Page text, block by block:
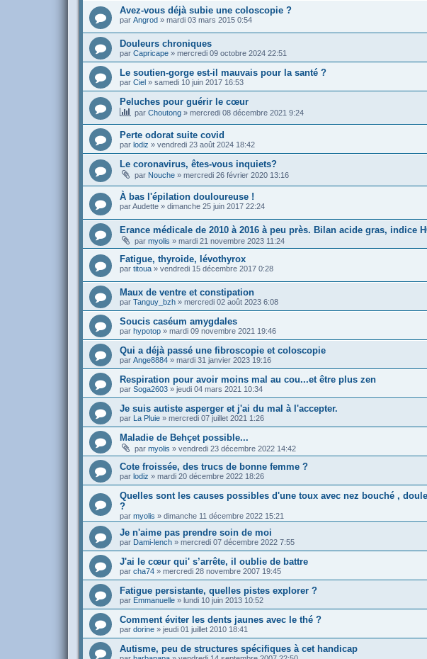
Avez-vous déjà subie une coloscopie ?
par Angrod » mardi 03 mars 2015 0:54
Douleurs chroniques
par Capricape » mercredi 09 octobre 2024 22:51
Le soutien-gorge est-il mauvais pour la santé ?
par Ciel » samedi 10 juin 2017 16:53
Peluches pour guérir le cœur
par Choutong » mercredi 08 décembre 2021 9:24
Perte odorat suite covid
par lodiz » vendredi 23 août 2024 18:42
Le coronavirus, êtes-vous inquiets?
par Nouche » mercredi 26 février 2020 13:16
À bas l'épilation douloureuse !
parAudette » dimanche 25 juin 2017 22:24
Erance médicale de 2010 à 2016 à peu près. Bilan acide gras, indice
par myolis » mardi 21 novembre 2023 11:24
Fatigue, thyroide, lévothyrox
par titoua » vendredi 15 décembre 2017 0:28
Maux de ventre et constipation
par Tanguy_bzh » mercredi 02 août 2023 6:08
Soucis caséum amygdales
par hypotop » mardi 09 novembre 2021 19:46
Qui a déjà passé une fibroscopie et coloscopie
par Ange8884 » mardi 31 janvier 2023 19:16
Respiration pour avoir moins mal au cou...et être plus zen
par Soga2603 » jeudi 04 mars 2021 10:34
Je suis autiste asperger et j'ai du mal à l'accepter.
par La Pluie » mercredi 07 juillet 2021 1:26
Maladie de Behçet possible...
par myolis » vendredi 23 décembre 2022 14:42
Cote froissée, des trucs de bonne femme ?
par lodiz » mardi 20 décembre 2022 18:26
Quelles sont les causes possibles d'une toux avec nez bouché ,
?
par myolis » dimanche 11 décembre 2022 15:21
Je n'aime pas prendre soin de moi
par Dami-lench » mercredi 07 décembre 2022 7:55
J'ai le cœur qui' s’arrête, il oublie de battre
par cha74 » mercredi 28 novembre 2007 19:45
Fatigue persistante, quelles pistes explorer ?
par Emmanuelle » lundi 10 juin 2013 10:52
Comment éviter les dents jaunes avec le thé ?
par dorine » jeudi 01 juillet 2010 18:41
Autisme, peu de structures spécifiques à cet handicap